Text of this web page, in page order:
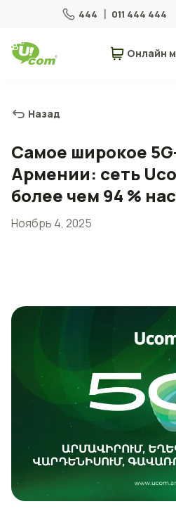
444 011 444 444
Для дома
Мобильная связь
Роуминг
Онлайн
Назад
Самое широкое
Армении: сеть
более чем 94 %
Ноябрь 4, 2025